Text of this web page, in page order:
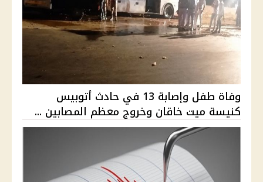
وفاة طفل وإصابة 13 في حادث أتوبيس
كنيسة ميت خاقان وخروج معظم المصابين ...